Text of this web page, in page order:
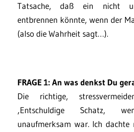
Tatsache, daß ein nicht
entbrennen könnte, wenn der
(also die Wahrheit sagt…).
FRAGE 1: An was denkst Du
Die richtige,
‚Entschuldige Schatz,
unaufmerksam war. Ich